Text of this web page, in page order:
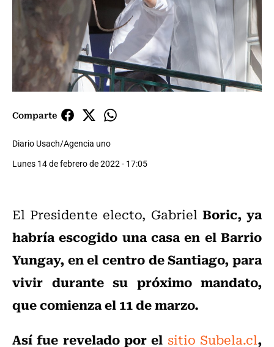
Comparte
Diario Usach/Agencia uno
Lunes 14 de febrero de 2022 - 17:05
El Presidente electo, Gabriel Boric, ya
habría escogido una casa en el Barrio
Yungay, en el centro de Santiago, para
vivir durante su próximo mandato,
que comienza el 11 de marzo.
Así fue revelado por el sitio Subela.cl,